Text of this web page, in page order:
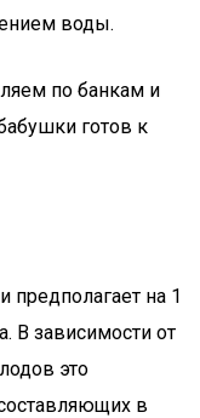
воды.
по банкам и
готов к
предполагает на 1
В зависимости от
это
в